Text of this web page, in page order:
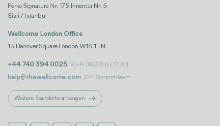
Ferko Signature Nr: 175 Innentür Nr: 6
Şişli / Istanbul
Wellcome London Office
13 Hanover Square London, W1S 1HN
+44 740 394 0025 Mo-Fr 08:30 bis 17:00
help@thewellcome.com 7/24 Support-Team
Weitere Standorte anzeigen